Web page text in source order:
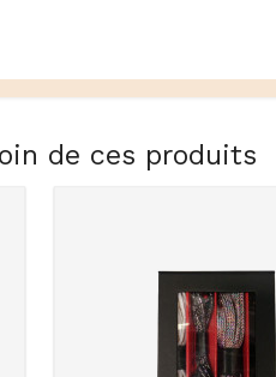
de ces produits